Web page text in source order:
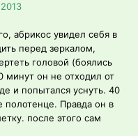
абрикос увидел себя в
перед зеркалом,
головой (боялись
минут он не отходил от
и попытался уснуть. 40
полотенце. Правда он в
после этого сам